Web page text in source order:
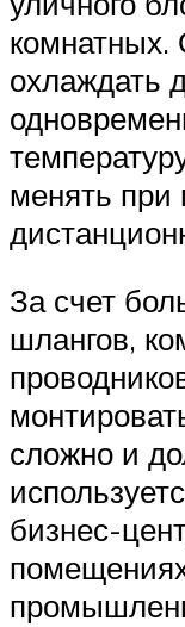
комнатных.
охлаждать
менять при
За счет
шлангов,
сложно и
бизнес-